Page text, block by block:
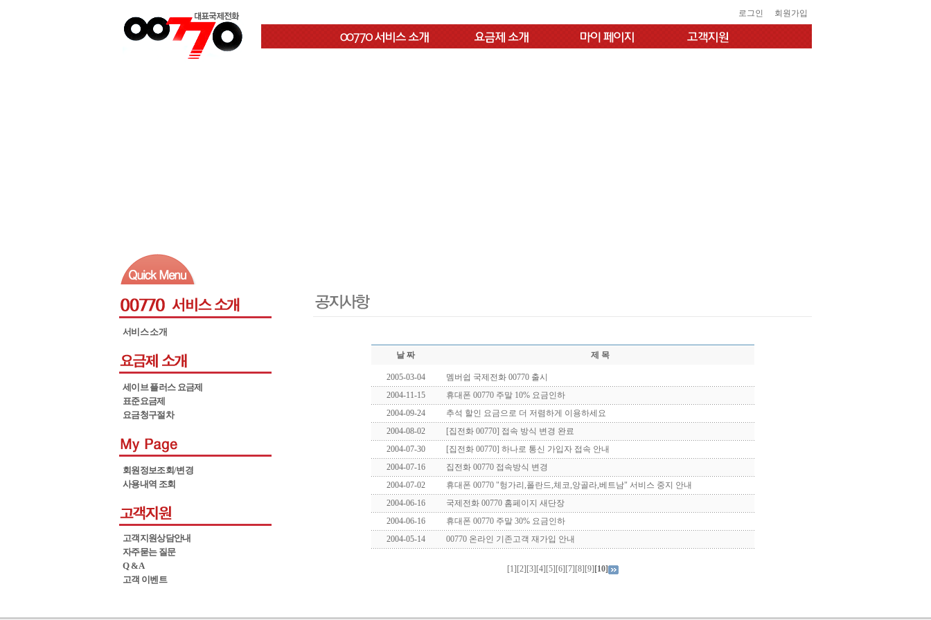
로그인 회원가입
서비스 소개
세이브 플러스 요금제
표준요금제
요금청구절차
회원정보조회/변경
사용내역 조회
고객지원상담안내
자주묻는 질문
Q & A
고객 이벤트
날 짜 제 목
2005-03-04
멤버쉽 국제전화 00770 출시
2004-11-15
휴대폰 00770 주말 10% 요금인하
2004-09-24
추석 할인 요금으로 더 저렴하게 이용하세요
2004-08-02
[집전화 00770] 접속 방식 변경 완료
2004-07-30
[집전화 00770] 하나로 통신 가입자 접속 안내
2004-07-16
집전화 00770 접속방식 변경
2004-07-02
휴대폰 00770 "헝가리,폴란드,체코,앙골라,베트남" 서비스 중지 안내
2004-06-16
국제전화 00770 홈페이지 새단장
2004-06-16
휴대폰 00770 주말 30% 요금인하
2004-05-14
00770 온라인 기존고객 재가입 안내
[1] [2] [3] [4] [5] [6] [7] [8] [9] [10]